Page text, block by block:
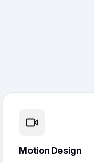
Motion Design